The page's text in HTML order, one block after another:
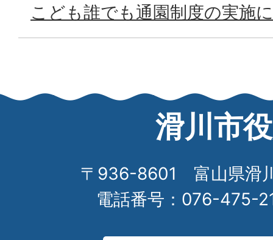
こども誰でも通園制度の実施
滑川市
〒936-8601 富山県滑
電話番号：076-475-